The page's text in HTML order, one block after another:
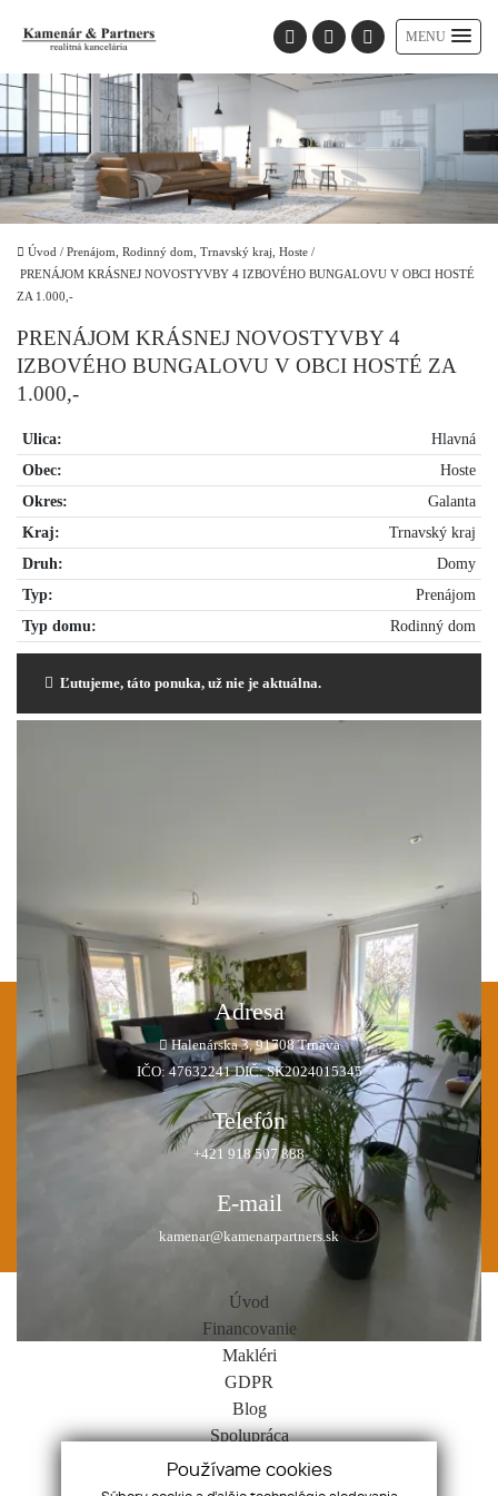
MENU
Úvod / Prenájom, Rodinný dom, Trnavský kraj, Hoste /
PRENÁJOM KRÁSNEJ NOVOSTYVBY 4 IZBOVÉHO BUNGALOVU V OBCI HOSTÉ
ZA 1.000,-
PRENÁJOM KRÁSNEJ NOVOSTYVBY 4
IZBOVÉHO BUNGALOVU V OBCI HOSTÉ ZA
1.000,-
Ulica:
Hlavná
Obec:
Hoste
Okres:
Galanta
Kraj:
Trnavský kraj
Druh:
Domy
Typ:
Prenájom
Typ domu:
Rodinný dom
Ľutujeme, táto ponuka, už nie je aktuálna.
Adresa
Halenárska 3, 91708 Trnava
IČO: 47632241 DIČ: SK2024015345
Telefón
+421 918 507 888
E-mail
kamenar@kamenarpartners.sk
Úvod
Financovanie
Makléri
GDPR
Blog
Spolupráca
Kontakt
Cookies
Používame cookies